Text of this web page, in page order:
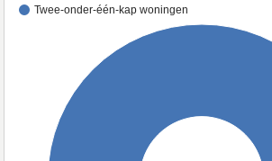
Twee-onder-één-kap woningen